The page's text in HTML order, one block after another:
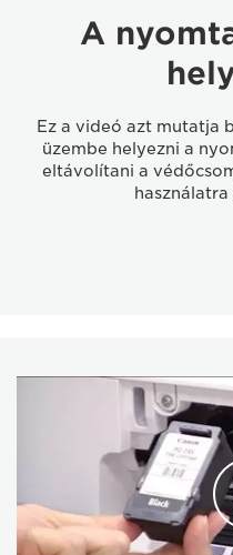
A
Ez a videó azt mutatja
üzembe helyezni a
eltávolítani a
használatra